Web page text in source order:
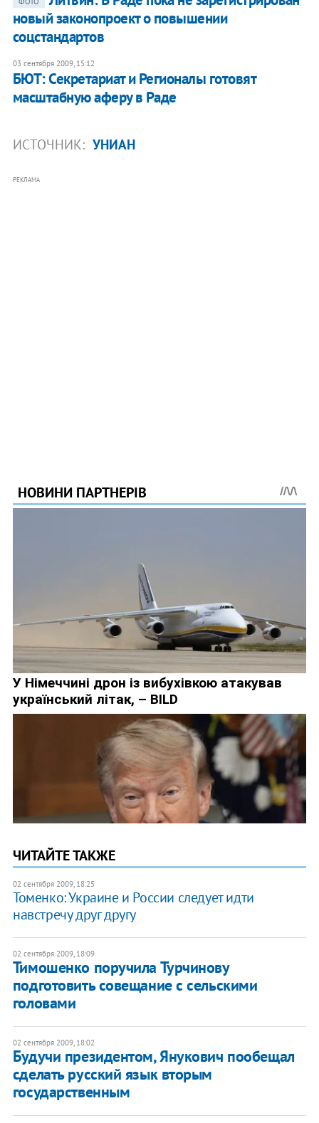
новый законопроект о повышении
соцстандартов
03 сентября 2009, 15:12
БЮТ: Секретариат и Регионалы готовят
масштабную аферу в Раде
ИСТОЧНИК: УНИАН
РЕКЛАМА
ЧИТАЙТЕ ТАКЖЕ
02 сентября 2009, 18:25
Томенко: Украине и России следует идти
навстречу друг другу
02 сентября 2009, 18:09
Тимошенко поручила Турчинову
подготовить совещание с сельскими
головами
02 сентября 2009, 18:02
Будучи президентом, Янукович пообещал
сделать русский язык вторым
государственным